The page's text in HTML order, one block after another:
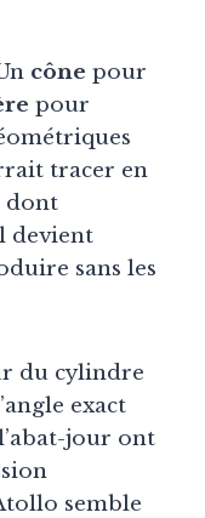
cône pour
pour
tracer en
dont
devient
sans les
du cylindre
exact
jour ont
semble